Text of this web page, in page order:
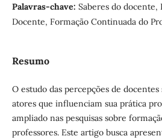
Palavras-chave: Saberes do docente,
Docente, Formação Continuada do
Resumo
O estudo das percepções de
atores que influenciam sua prática
ampliado nas pesquisas sobre
professores. Este artigo busca